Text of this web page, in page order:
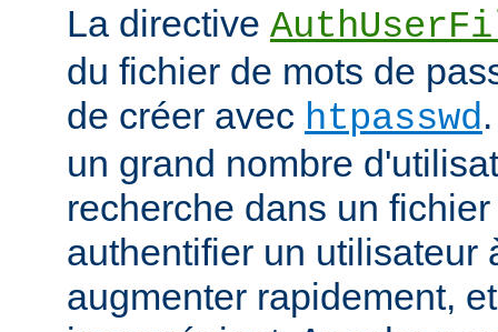
La directive
du fichier de mots de
de créer avec htpasswd
un grand nombre
recherche dans un
authentifier un utilisateur
augmenter rapidement,